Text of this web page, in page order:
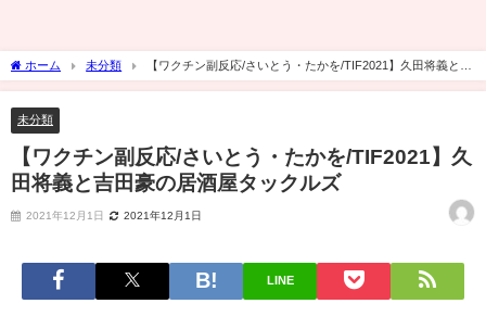
ホーム 未分類
【ワクチン副反応/さいとう・たかを/TIF2021】久田将義と吉
田豪の居酒屋タックルズ
未分類
【ワクチン副反応/さいとう・たかを/TIF2021】久
田将義と吉田豪の居酒屋タックルズ
2021年12月1日 2021年12月1日
LINE